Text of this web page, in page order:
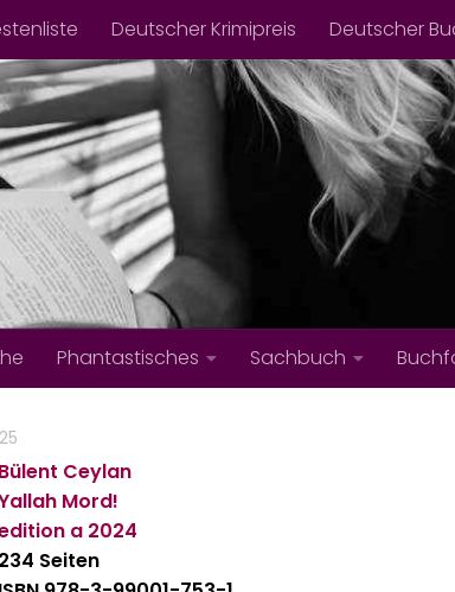
Deutscher Krimipreis Deutscher
Phantastisches Sachbuch
Bülent Ceylan
Mord!
a 2024
234 Seiten